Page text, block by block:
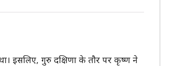
इसलिए, गुरु दक्षिणा के तौर पर कृष्ण ने